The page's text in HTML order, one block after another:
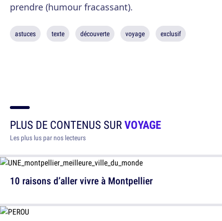
prendre (humour fracassant).
astuces texte découverte voyage exclusif
PLUS DE CONTENUS SURVOYAGE
Les plus lus par nos lecteurs
10 raisons d’aller vivre à Montpellier